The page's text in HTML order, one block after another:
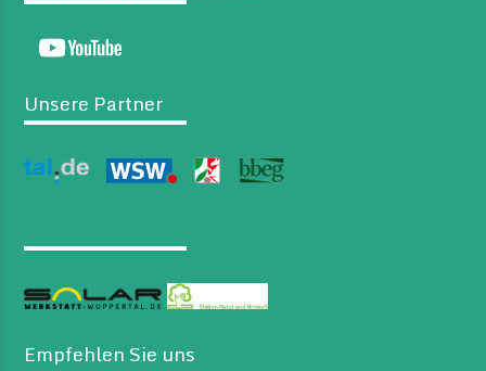
Unsere Partner
Empfehlen Sie uns